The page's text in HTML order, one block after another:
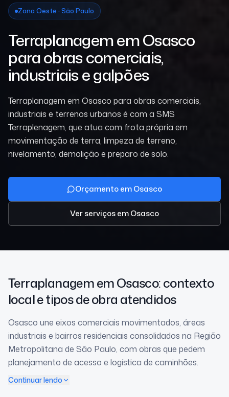
Zona Oeste · São Paulo
Terraplanagem em Osasco
para obras comerciais,
industriais e galpões
Terraplanagem em Osasco para obras comerciais,
industriais e terrenos urbanos é com a SMS
Terraplenagem, que atua com frota própria em
movimentação de terra, limpeza de terreno,
nivelamento, demolição e preparo de solo.
Orçamento em Osasco
Ver serviçosem Osasco
Terraplanagemem Osasco: contexto
local e tipos de obra atendidos
Osasco une eixos comerciais movimentados, áreas
industriais e bairros residenciais consolidados na Região
Metropolitana de São Paulo, com obras que pedem
planejamento de acesso e logística de caminhões.
Continuar lendo